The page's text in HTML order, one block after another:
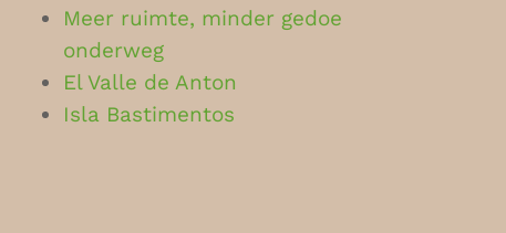
Meer ruimte, minder gedoe
onderweg
El Valle de Anton
Isla Bastimentos